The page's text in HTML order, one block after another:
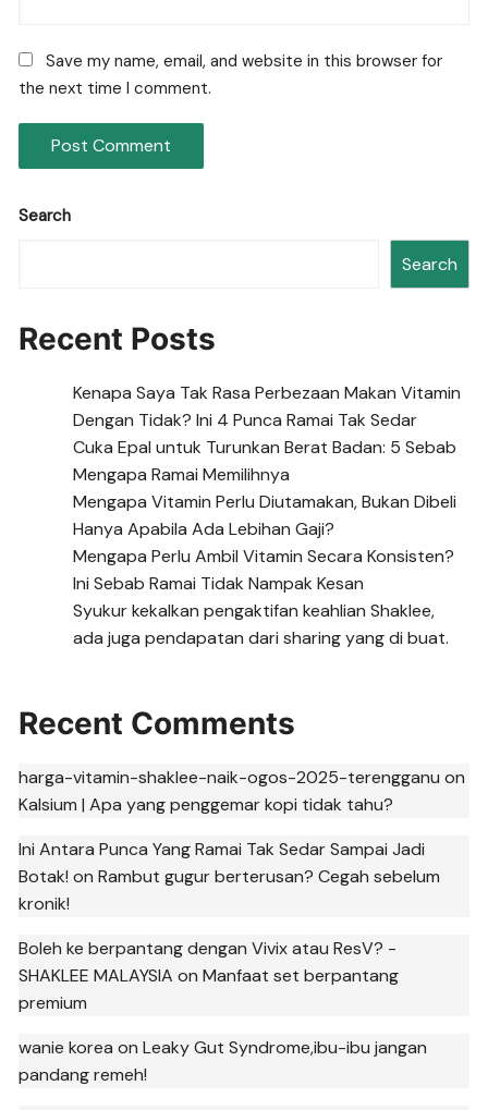
Save my name, email, and website in this browser for
the next time I comment.
Search
Search
Recent Posts
Kenapa Saya Tak Rasa Perbezaan Makan Vitamin
Dengan Tidak? Ini 4 Punca Ramai Tak Sedar
Cuka Epal untuk Turunkan Berat Badan: 5 Sebab
Mengapa Ramai Memilihnya
Mengapa Vitamin Perlu Diutamakan, Bukan Dibeli
Hanya Apabila Ada Lebihan Gaji?
Mengapa Perlu Ambil Vitamin Secara Konsisten?
Ini Sebab Ramai Tidak Nampak Kesan
Syukur kekalkan pengaktifan keahlian Shaklee,
ada juga pendapatan dari sharing yang di buat.
Recent Comments
harga-vitamin-shaklee-naik-ogos-2025-terengganu on
Kalsium | Apa yang penggemar kopi tidak tahu?
Ini Antara Punca Yang Ramai Tak Sedar Sampai Jadi
Botak! onRambut gugur berterusan? Cegah sebelum
kronik!
Boleh ke berpantang dengan Vivix atau ResV? -
SHAKLEE MALAYSIA onManfaat set berpantang
premium
wanie korea onLeaky Gut Syndrome,ibu-ibu jangan
pandang remeh!